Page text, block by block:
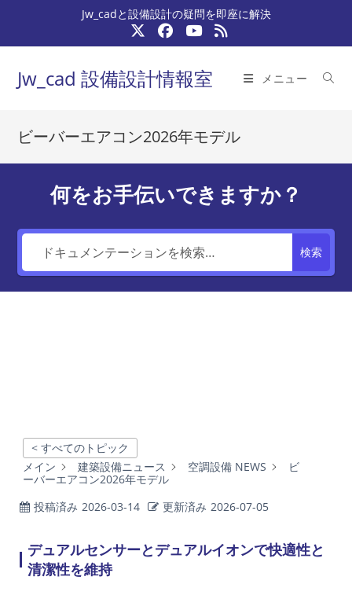
テ
ッ
Jw_cadと設備設計の疑問を即座に解決
Jw_cad 設備設計情報室 メニュー
ビーバーエアコン2026年モデル
何をお手伝いできますか？
検索
< すべてのトピック
メイン
建築設備ニュース 空調設備 NEWS
ビ
ーバーエアコン2026年モデル
投稿済み 2026-03-14 更新済み 2026-07-05
デュアルセンサーとデュアルイオンで快適性と
清潔性を維持